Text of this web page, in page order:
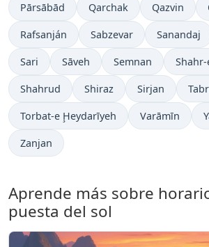
Pārsābād Qarchak Qazvin
Rafsanján Sabzevar Sanandaj
Sari Sāveh Semnan
Shahrud Shiraz Sirjan
Torbat-e Ḩeydarīyeh Varāmīn
Zanjan
Aprende más sobre
puesta del sol